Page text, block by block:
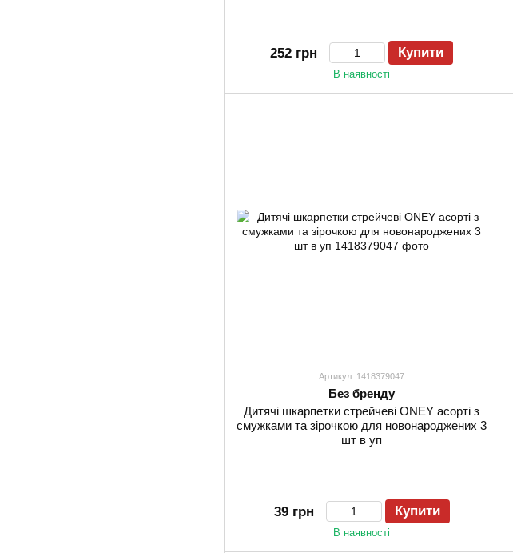
252 грн Купити
В наявності
Артикул: 1418379047
Без бренду
Дитячі шкарпетки стрейчеві ONEY асорті з
смужками та зірочкою для новонароджених 3
шт в уп
39 грн Купити
В наявності